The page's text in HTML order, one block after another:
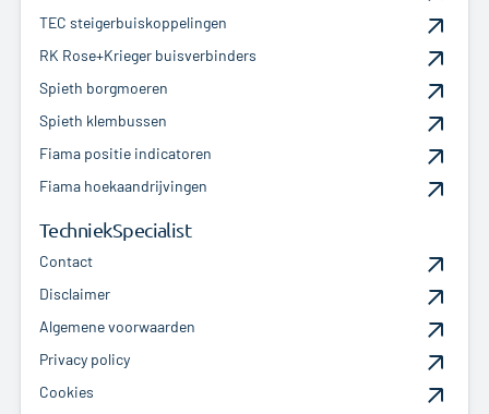
TEC steigerbuiskoppelingen
RK Rose+Krieger buisverbinders
Spieth borgmoeren
Spieth klembussen
Fiama positie indicatoren
Fiama hoekaandrijvingen
TechniekSpecialist
Contact
Disclaimer
Algemene voorwaarden
Privacy policy
Cookies